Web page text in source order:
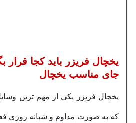
یخچال فریزر باید کجا قرار
جای مناسب یخچال
یخچال فریزر یکی از مهم ترین
که به صورت مداوم و شبانه روزی